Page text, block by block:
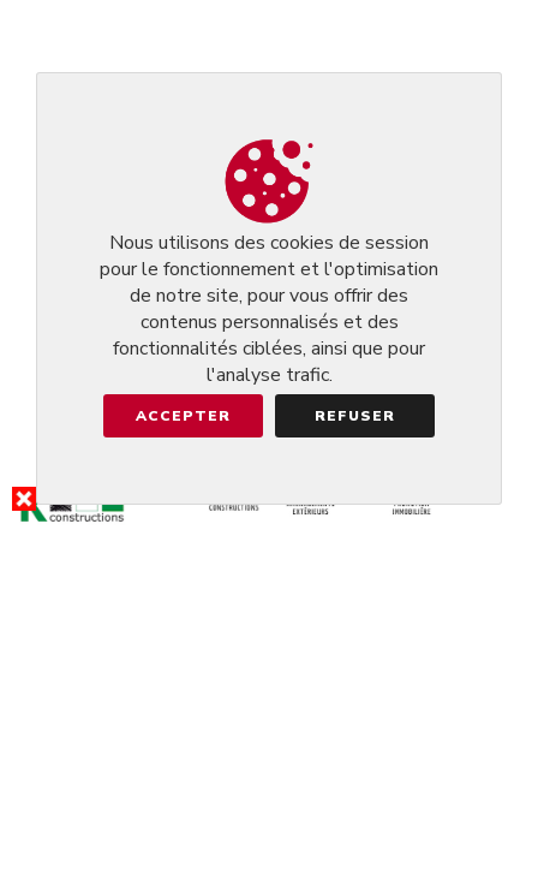
Nous utilisons des cookies de session
pour le fonctionnement et l'optimisation
de notre site, pour vous offrir des
contenus personnalisés et des
fonctionnalités ciblées, ainsi que pour
l'analyse trafic.
ACCEPTER REFUSER